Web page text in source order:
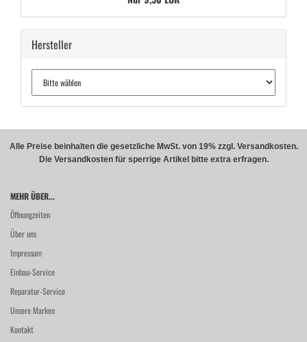
Hersteller
Alle Preise beinhalten die gesetzliche MwSt. von 19% zzgl. Versandkosten.
Die Versandkosten für sperrige Artikel bitte extra erfragen.
MEHR ÜBER...
Öffnungzeiten
Über uns
Impressum
Einbau-Service
Reparatur-Service
Unsere Marken
Kontakt